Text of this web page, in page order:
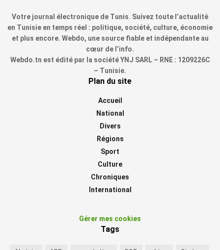
Votre journal électronique de Tunis. Suivez toute l’actualité
en Tunisie en temps réel : politique, société, culture, économie
et plus encore. Webdo, une source fiable et indépendante au
cœur de l’info.
Webdo.tn est édité par la société YNJ SARL – RNE : 1209226C
– Tunisie.
Plan du site
Accueil
National
Divers
Régions
Sport
Culture
Chroniques
International
Gérer mes cookies
Tags